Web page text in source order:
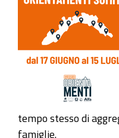
tempo stesso di
famiglie.